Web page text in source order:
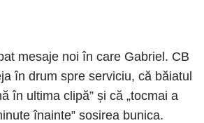
mesaje noi în care Gabriel. CB
în drum spre serviciu, că băiatul
în ultima clipă” și că „tocmai a
înainte” sosirea bunica.